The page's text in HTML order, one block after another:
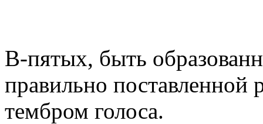
В-пятых, быть
правильно
тембром голоса.